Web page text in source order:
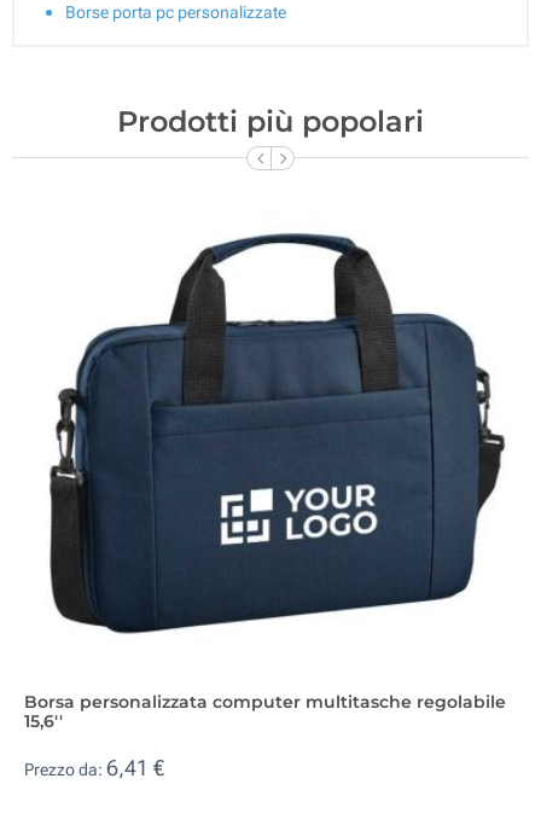
Borse porta pc personalizzate
Prodotti più popolari
Borsa personalizzata computer multitasche regolabile
15,6''
Prezzo da: 6,41 €